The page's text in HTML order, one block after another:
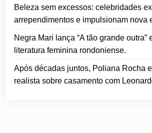
Beleza sem excessos: celebridades
arrependimentos e impulsionam nova
Negra Mari lança “A tão grande outra”
literatura feminina rondoniense.
Após décadas juntos, Poliana Rocha
realista sobre casamento com